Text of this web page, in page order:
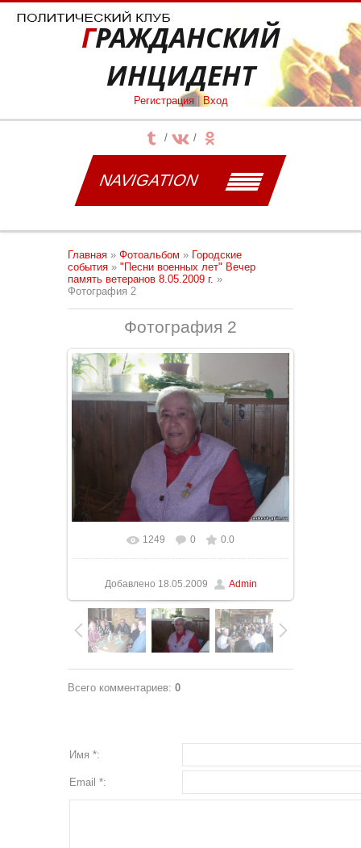
ГРАЖДАНСКИЙ
ИНЦИДЕНТ
Регистрация Вход
NAVIGATION
Главная » Фотоальбом » Городские
события » "Песни военных лет" Вечер
память ветеранов 8.05.2009 г. »
Фотография 2
Фотография 2
1249 0 0.0
Добавлено 18.05.2009 Admin
Всего комментариев: 0
Имя *:
Email *: